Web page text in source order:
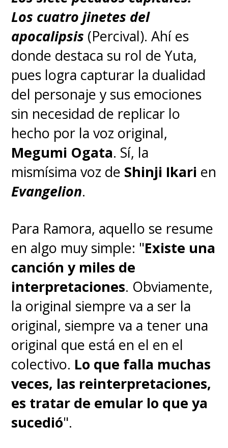
♦El adiós al "Merry"
Si no soltaron una lágrima en
este momento, no tienen
corazón. El "Going Merry" fue el
primer barco de los Sombrero
de Paja, siendo un miembro más
esta nave como si fuera un
compañero más, pero el daño
que sufrió a lo largo de las
aventuras terminó siendo
irreparable. Tras aparecer de la
nada en Enies Lobby para
rescatar a los piratas, la carabela
simplemente no podía navegar
más. Era el momento de decir
adiós. Los Sombrero de Paja
realizan un funeral a su querido
Los cuatro jinetes del
apocalipsis (Percival). Ahí es
donde destaca su rol de Yuta,
pues logra capturar la dualidad
del personaje y sus emociones
sin necesidad de replicar lo
hecho por la voz original,
Megumi Ogata. Sí, la
mismísima voz de Shinji Ikari en
Evangelion.
Para Ramora, aquello se resume
en algo muy simple: "Existe una
canción y miles de
interpretaciones. Obviamente,
la original siempre va a ser la
original, siempre va a tener una
original que está en el en el
colectivo. Lo que falla muchas
veces, las reinterpretaciones,
es tratar de emular lo que ya
sucedió".